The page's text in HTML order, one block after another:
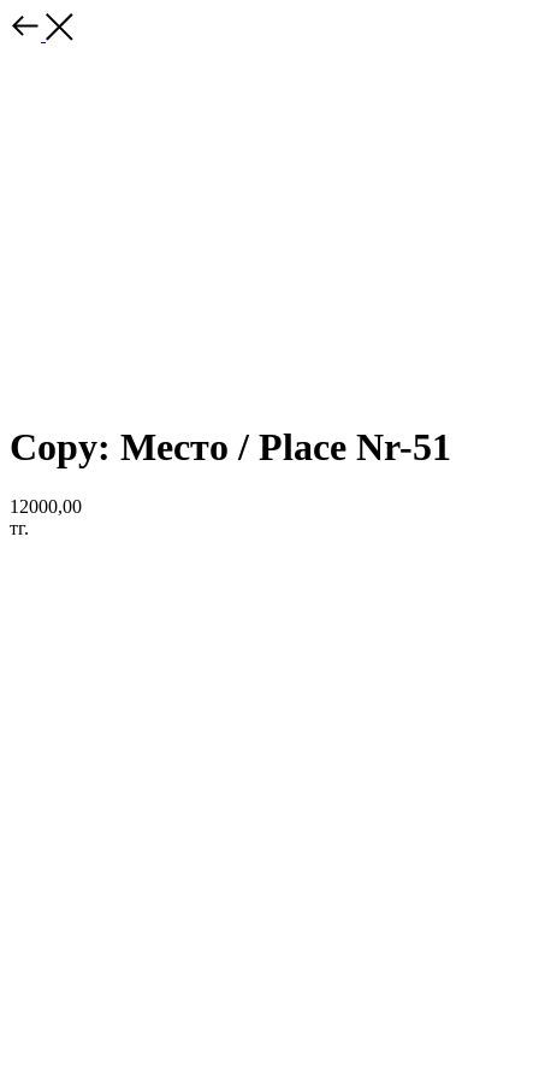
Copy: Место / Place Nr-51
12000,00
тг.